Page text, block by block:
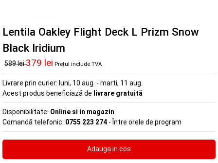
Lentila Oakley Flight Deck L Prizm Snow
Black Iridium
589 lei379 lei Prețul include TVA
Livrare prin curier: luni, 10 aug. - marti, 11 aug.
Acest produs beneficiază de livrare gratuită
Disponibilitate: Online si in magazin
Comandă telefonic: 0755 223 274 - Între orele de program